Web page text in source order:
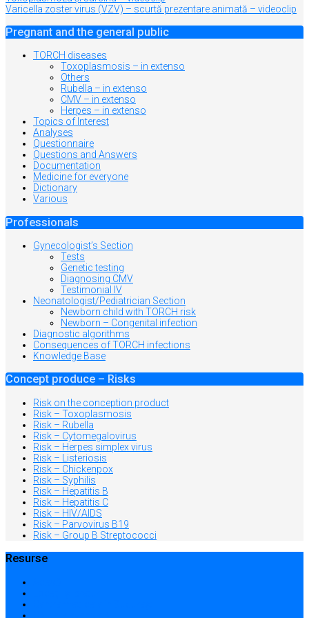
în
articole
Varicella zoster virus (VZV) – scurtă prezentare animată – videoclip
Pregnant and the general public
TORCH diseases
Toxoplasmosis – in extenso
Others
Rubella – in extenso
CMV – in extenso
Herpes – in extenso
Topics of Interest
Analyses
Questionnaire
Questions and Answers
Documentation
Medicine for everyone
Dictionary
Various
Professionals
Gynecologist’s Section
Tests
Genetic testing
Diagnosing CMV
Testimonial IV
Neonatologist/Pediatrician Section
Newborn child with TORCH risk
Newborn – Congenital infection
Diagnostic algorithms
Consequences of TORCH infections
Knowledge Base
Concept produce – Risks
Risk on the conception product
Risk – Toxoplasmosis
Risk – Rubella
Risk – Cytomegalovirus
Risk – Herpes simplex virus
Risk – Listeriosis
Risk – Chickenpox
Risk – Syphilis
Risk – Hepatitis B
Risk – Hepatitis C
Risk – HIV/AIDS
Risk – Parvovirus B19
Risk – Group B Streptococci
Resurse